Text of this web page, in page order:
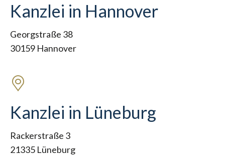
Kanzlei in Hannover
Georgstraße 38
30159 Hannover
Kanzlei in Lüneburg
Rackerstraße 3
21335 Lüneburg